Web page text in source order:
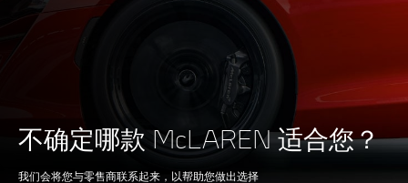
不确定哪款 McLAREN 适合您？
我们会将您与零售商联系起来，以帮助您做出选择